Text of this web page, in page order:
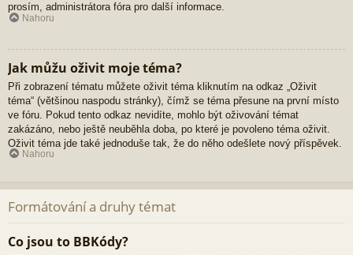
prosím, administrátora fóra pro další informace.
Nahoru
Jak můžu oživit moje téma?
Při zobrazení tématu můžete oživit téma kliknutím na odkaz „Oživit
téma“ (většinou naspodu stránky), čímž se téma přesune na první místo
ve fóru. Pokud tento odkaz nevidíte, mohlo být oživování témat
zakázáno, nebo ještě neuběhla doba, po které je povoleno téma oživit.
Oživit téma jde také jednoduše tak, že do něho odešlete nový příspěvek.
Nahoru
Formátování a druhy témat
Co jsou to BBKódy?